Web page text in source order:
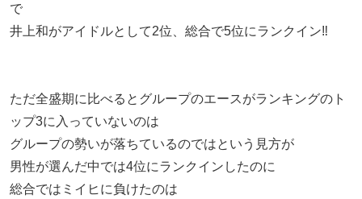
で
井上和がアイドルとして2位、総合で5位にランクイン‼
ただ全盛期に比べるとグループのエースがランキングのト
ップ3に入っていないのは
グループの勢いが落ちているのではという見方が
男性が選んだ中では4位にランクインしたのに
総合ではミイヒに負けたのは